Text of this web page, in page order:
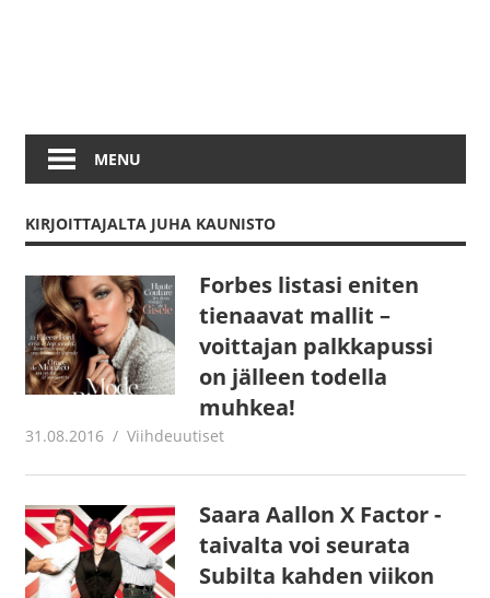
MENU
KIRJOITTAJALTA JUHA KAUNISTO
Forbes listasi eniten
tienaavat mallit –
voittajan palkkapussi
on jälleen todella
muhkea!
31.08.2016 Juha Kaunisto
Viihdeuutiset
Saara Aallon X Factor -
taivalta voi seurata
Subilta kahden viikon